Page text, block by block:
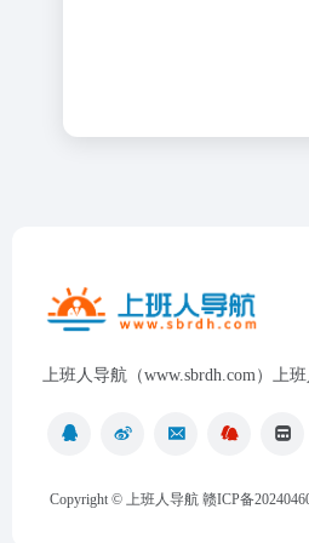
上班人导航（www.sbrdh.com）上
Copyright © 上班人导航 赣ICP备